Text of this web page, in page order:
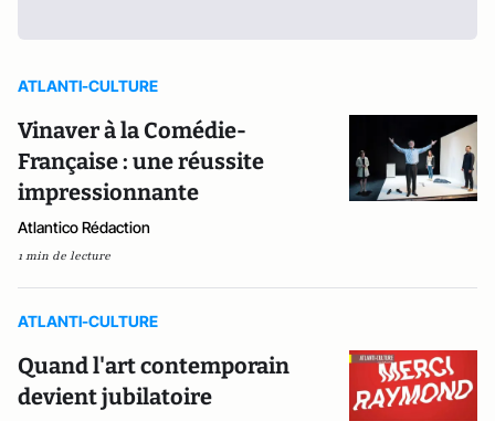
ATLANTI-CULTURE
Vinaver à la Comédie-
Française : une réussite
impressionnante
Atlantico Rédaction
1 min de lecture
ATLANTI-CULTURE
Quand l'art contemporain
devient jubilatoire